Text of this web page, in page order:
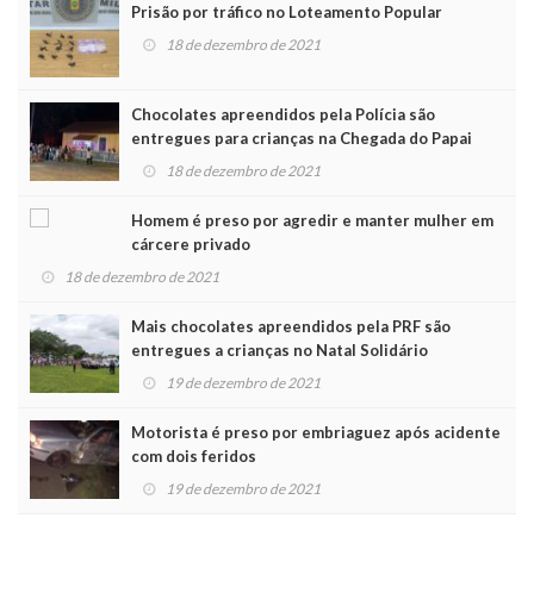
Prisão por tráfico no Loteamento Popular
18 de dezembro de 2021
Chocolates apreendidos pela Polícia são
entregues para crianças na Chegada do Papai
Noel 18 de dezembro de 2021
Homem é preso por agredir e manter mulher em
cárcere privado
18 de dezembro de 2021
Mais chocolates apreendidos pela PRF são
entregues a crianças no Natal Solidário
19 de dezembro de 2021
Motorista é preso por embriaguez após acidente
com dois feridos
19 de dezembro de 2021